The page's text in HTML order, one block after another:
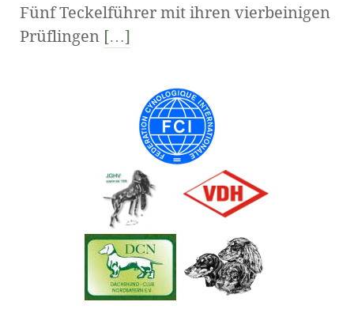
Fünf Teckelführer mit ihren vierbeinigen
Prüflingen […]